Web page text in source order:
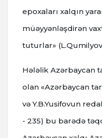
epoxaları xalqın
müəyyənləşdirən
tuturlar»
Hələlik Azərbaycan
olan «Azərbaycan
və Y.B.Yusifovun
- 235) bu barədə